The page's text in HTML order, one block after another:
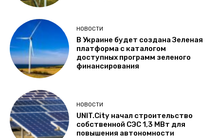
НОВОСТИ
В Украине будет создана Зеленая
платформа с каталогом
доступных программ зеленого
финансирования
НОВОСТИ
UNIT.City начал строительство
собственной СЭС 1,3 МВт для
повышения автономности